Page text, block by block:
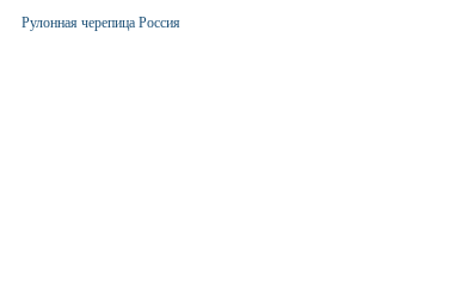
Рулонная черепица Россия